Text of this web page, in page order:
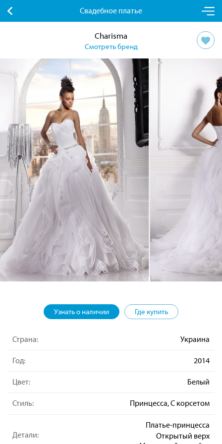
Свадебное платье
Charisma
Смотреть бренд
Узнать о наличии Где купить
Страна: Украина
Год: 2014
Цвет: Белый
Стиль: Принцесса, С корсетом
Детали:
Платье-принцесса
Открытый верх